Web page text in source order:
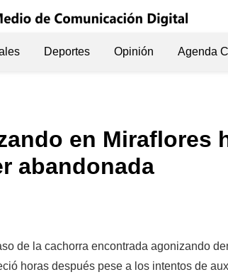
Deportes Opinión Agenda
en Miraflores
abandonada
de la cachorra encontrada agonizando
horas después pese a los intentos de